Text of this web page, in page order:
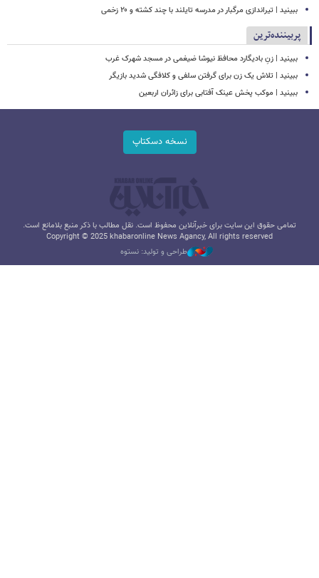
ببینید | تیراندازی مرگبار در مدرسه‌ تایلند با چند کشته و ۲۰ زخمی
پربیننده‌ترین
ببینید | زنِ بادیگارد محافظ نیوشا ضیغمی در مسجد شهرک غرب
ببینید | تلاش یک زن برای گرفتن سلفی و کلافگی شدید بازیگر
ببینید | موکب پخش عینک آفتابی برای زائران اربعین
نسخه دسکتاپ
تمامی حقوق این سایت برای خبرآنلاین محفوظ است. نقل مطالب با ذکر منبع بلامانع است.
Copyright © 2025 khabaronline News Agancy, All rights reserved
طراحی و تولید: نستوه